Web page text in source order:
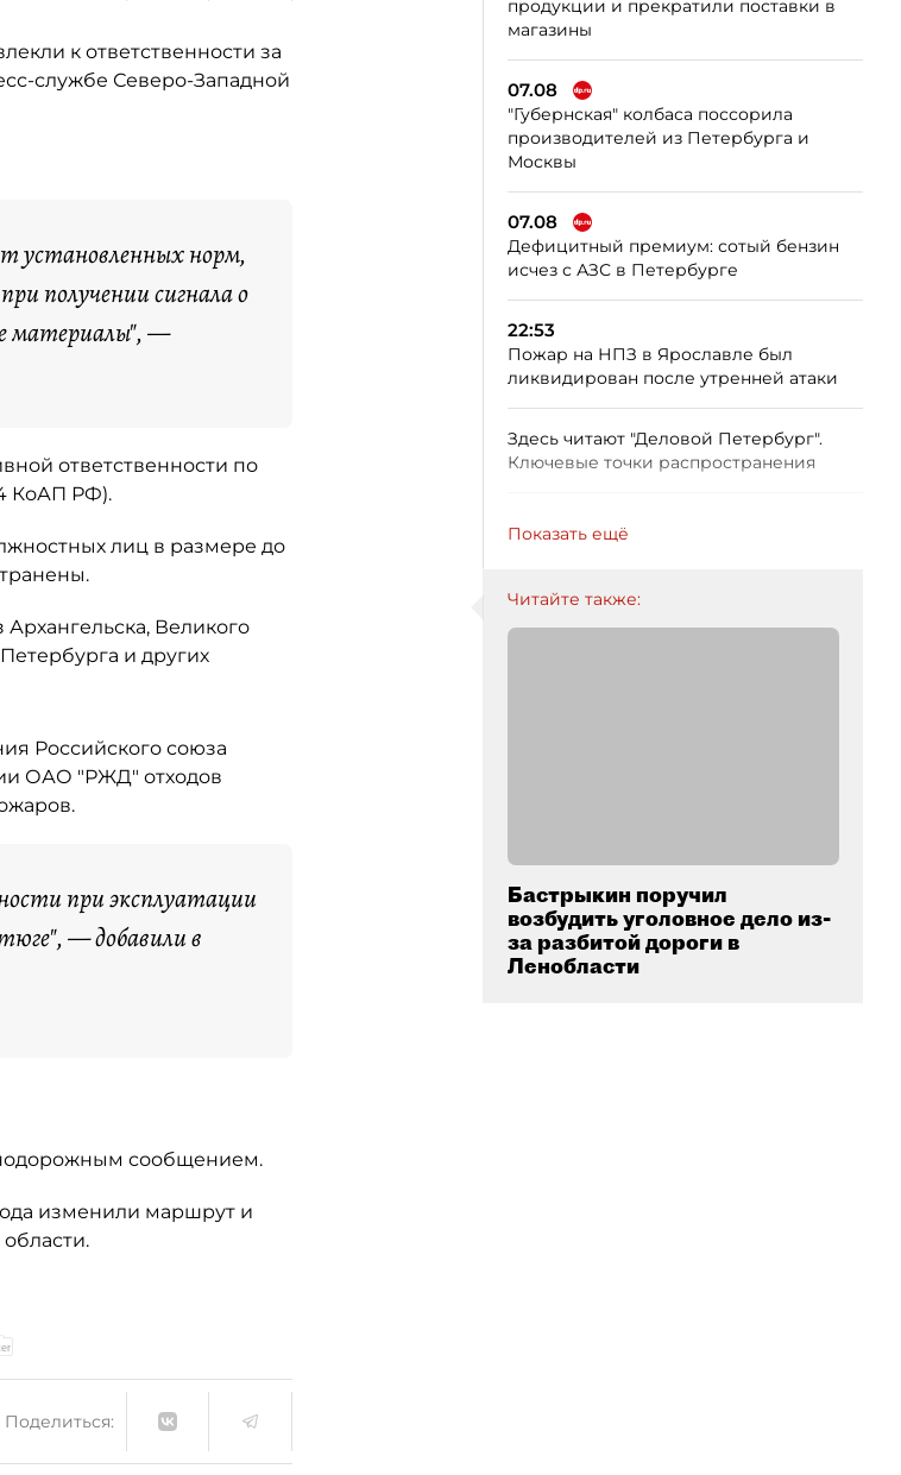
к ответственности за
службе Северо-Западной
установленных норм,
получении сигнала о
материалы", —
ответственности по
КоАП РФ).
лиц в размере до
Великого
и других
Российского союза
ОАО "РЖД" отходов
при эксплуатации
— добавили в
сообщением.
изменили маршрут и
продукции и прекратили поставки в
магазины
07.08
"Губернская" колбаса поссорила
производителей из Петербурга и
Москвы
07.08
Дефицитный премиум: сотый бензин
исчез с АЗС в Петербурге
22:53
Пожар на НПЗ в Ярославле был
ликвидирован после утренней атаки
Здесь читают "Деловой Петербург".
Ключевые точки распространения
Показать ещё
Читайте также:
Бастрыкин поручил
возбудить уголовное дело из-
за разбитой дороги в
Ленобласти
Поделиться: